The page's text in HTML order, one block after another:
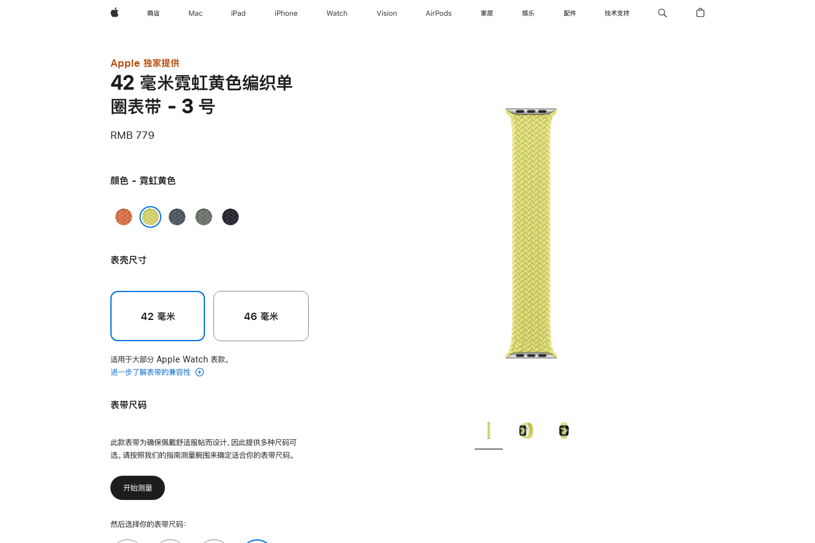
Apple 商店 Mac iPad iPhone Watch Vision AirPods 家居 娱乐 配件 技术支持
Apple 独家提供
42 毫米霓虹黄色编织单
圈表带 - 3 号
RMB 779
颜色 - 霓虹黄色
姜
色
铁
灰
午
表壳尺寸
42 毫米 46 毫米
适用于大部分 Apple Watch 表款。
进一步了解表带的兼容性
表带尺码
此款表带为确保佩戴舒适服帖而设计，因此提供多种尺码可
选。请按照我们的指南测量腕围来确定适合你的表带尺码。
开始测量
然后选择你的表带尺码：